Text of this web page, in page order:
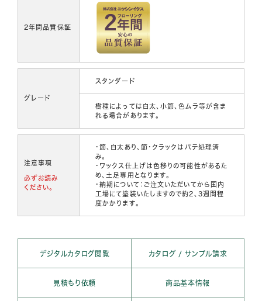
2年間品質保証
グレード
スタンダード
樹種によっては白太、小節、色ムラ等が含ま
れる場合があります。
注意事項
必ずお読み
ください。
・節、白太あり、節・クラックはパテ処理済
み。
・ワックス仕上げは色移りの可能性があるた
め、土足専用となります。
・納期について：ご注文いただいてから国内
工場にて塗装いたしますので約2、3週間程
度かかります。
デジタルカタログ閲覧 カタログ / サンプル請求
見積もり依頼 商品基本情報